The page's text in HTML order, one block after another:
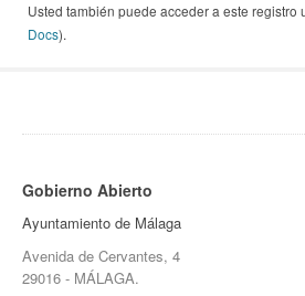
Usted también puede acceder a este registro
Docs).
Gobierno Abierto
Ayuntamiento de Málaga
Avenida de Cervantes, 4
29016 - MÁLAGA.